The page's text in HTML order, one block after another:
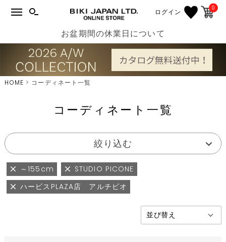
ログイン 0
お盆期間の休業日について
HOME コーディネート一覧
コーディネート一覧
絞り込む
～155cm
STUDIO PICONE
ハービスPLAZA店 アルチビオ